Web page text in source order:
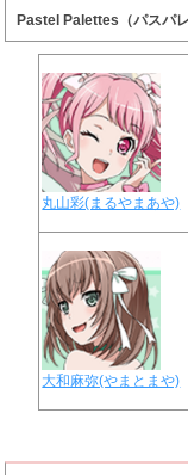
Pastel Palettes（パスパ
丸山彩(まるやまあや)
大和麻弥(やまとまや)